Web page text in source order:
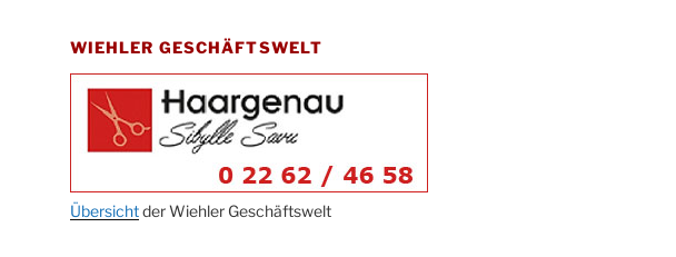
10-12 Uhr
09.10.
Afterwork-Andacht um 18:00 Uhr in der
Kirche
10.10.
Sandmännchen-Gottesdienst in der
Kirche oder im Ev. Gemeindehaus um
11.10.
Oktoberfest MGV im Stadtteilhaus um
WIEHLER GESCHÄFTSWELT
Übersichtder Wiehler Geschäftswelt